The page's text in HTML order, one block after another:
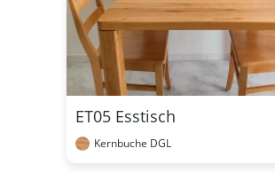
ET05 Esstisch
Kernbuche DGL